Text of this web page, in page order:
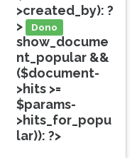
>created_by): ?
>
Dono
show_docume
nt_popular &&
($document-
>hits >=
$params-
>hits_for_popu
lar)): ?>